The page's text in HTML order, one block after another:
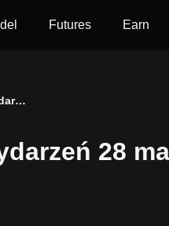
Futures Earn
Przegląd ważnych wydarzeń 28 maja w południe
28